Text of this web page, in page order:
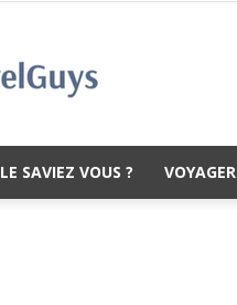
LE SAVIEZ VOUS ?